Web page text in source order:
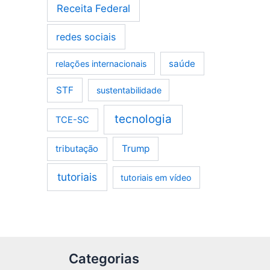
Receita Federal
redes sociais
relações internacionais saúde
STF sustentabilidade
TCE-SC tecnologia
tributação Trump
tutoriais tutoriais em vídeo
Categorias